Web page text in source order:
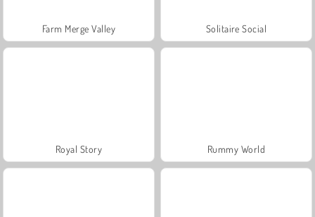
Farm Merge Valley Solitaire Social
Royal Story Rummy World